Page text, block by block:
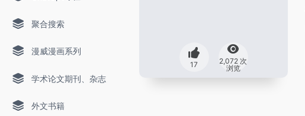
聚合搜索
漫威漫画系列
学术论文期刊、杂志
外文书籍
17
2,072 次
浏览